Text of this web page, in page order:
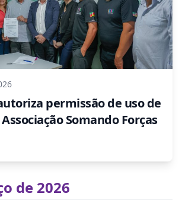
permissão de uso de
Somando Forças
de 2026